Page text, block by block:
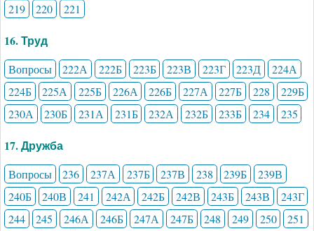
219
220 221
16. Труд
Вопросы 222А 222Б 223Б 223В 223Г 223Д
224А
224Б
225А 225Б 226А 226Б 227А 227Б 228
229Б
230А
230Б 231А 231Б 232А 232Б 233Б 234 235
17. Дружба
Вопросы 236 237А 237Б 237В 238 239Б
239В
240Б
240В 241 242А 242Б 242В 243Б 243В
243Г
244
245 246А 246Б 247А 247Б 248 249 250
251